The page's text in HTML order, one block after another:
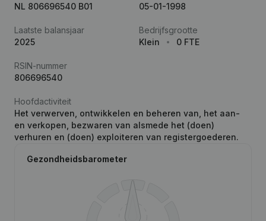
NL 806696540 B01
05-01-1998
Laatste balansjaar
2025
Bedrijfsgrootte
Klein
0 FTE
RSIN-nummer
806696540
Hoofdactiviteit
Het verwerven, ontwikkelen en beheren van, het aan-
en verkopen, bezwaren van alsmede het (doen)
verhuren en (doen) exploiteren van registergoederen.
Gezondheidsbarometer